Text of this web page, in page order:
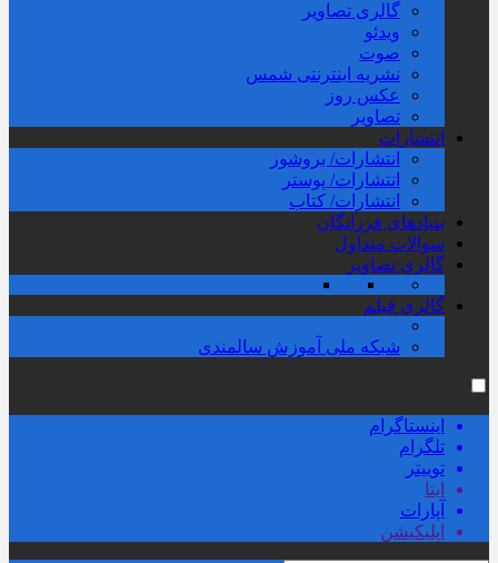
گالری تصاویر
ویدئو
صوت
نشریه اینترنتی شمس
عکس روز
تصاویر
انتشارات
انتشارات/ بروشور
انتشارات/ پوستر
انتشارات/ کتاب
بنیادهای فرزانگان
سوالات متداول
گالری تصاویر
گالری فیلم
شبکه ملی آموزش سالمندی
اینستاگرام
تلگرام
توییتر
ایتا
آپارات
اپلیکیشن